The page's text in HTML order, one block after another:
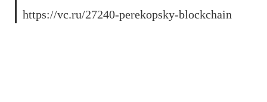
https://vc.ru/27240-perekopsky-blockchain